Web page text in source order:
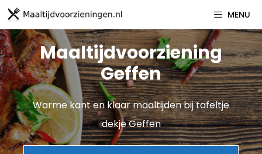
Spring
naar
inhoud
MENU
Maaltijdvoorziening
Geffen
Warme kant en klaar maaltijden bij tafeltje
dekje Geffen